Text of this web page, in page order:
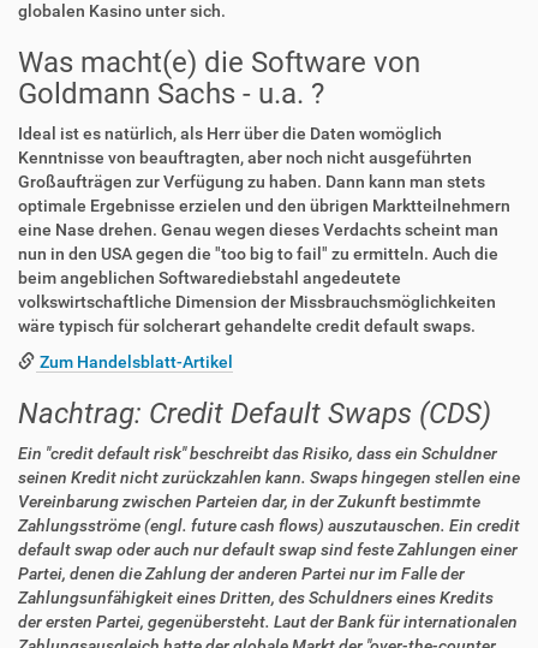
globalen Kasino unter sich.
Was macht(e) die Software von
Goldmann Sachs - u.a. ?
Ideal ist es natürlich, als Herr über die Daten womöglich
Kenntnisse von beauftragten, aber noch nicht ausgeführten
Großaufträgen zur Verfügung zu haben. Dann kann man stets
optimale Ergebnisse erzielen und den übrigen Marktteilnehmern
eine Nase drehen. Genau wegen dieses Verdachts scheint man
nun in den USA gegen die "too big to fail" zu ermitteln. Auch die
beim angeblichen Softwarediebstahl angedeutete
volkswirtschaftliche Dimension der Missbrauchsmöglichkeiten
wäre typisch für solcherart gehandelte credit default swaps.
Zum Handelsblatt-Artikel
Nachtrag: Credit Default Swaps (CDS)
Ein "credit default risk" beschreibt das Risiko, dass ein Schuldner
seinen Kredit nicht zurückzahlen kann. Swaps hingegen stellen eine
Vereinbarung zwischen Parteien dar, in der Zukunft bestimmte
Zahlungsströme (engl. future cash flows) auszutauschen. Ein credit
default swap oder auch nur default swap sind feste Zahlungen einer
Partei, denen die Zahlung der anderen Partei nur im Falle der
Zahlungsunfähigkeit eines Dritten, des Schuldners eines Kredits
der ersten Partei, gegenübersteht. Laut der Bank für internationalen